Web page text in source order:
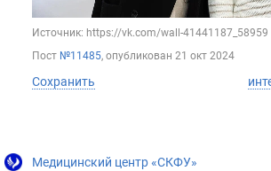
Источник: https://vk.com/wall-41441187_58959
Пост №11485, опубликован 21 окт 2024
Сохранить
Медицинский центр «СКФУ»